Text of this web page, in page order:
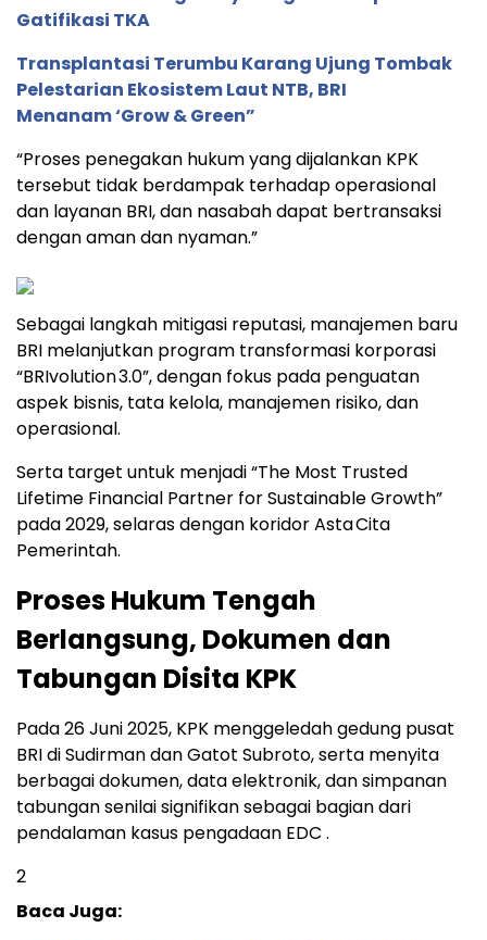
Gatifikasi TKA
Transplantasi Terumbu Karang Ujung Tombak
Pelestarian Ekosistem Laut NTB, BRI
Menanam ‘Grow & Green”
“Proses penegakan hukum yang dijalankan KPK
tersebut tidak berdampak terhadap operasional
dan layanan BRI, dan nasabah dapat bertransaksi
dengan aman dan nyaman.”
Sebagai langkah mitigasi reputasi, manajemen baru
BRI melanjutkan program transformasi korporasi
“BRIvolution 3.0”, dengan fokus pada penguatan
aspek bisnis, tata kelola, manajemen risiko, dan
operasional.
Serta target untuk menjadi “The Most Trusted
Lifetime Financial Partner for Sustainable Growth”
pada 2029, selaras dengan koridor Asta Cita
Pemerintah.
Proses Hukum Tengah
Berlangsung, Dokumen dan
Tabungan Disita KPK
Pada 26 Juni 2025, KPK menggeledah gedung pusat
BRI di Sudirman dan Gatot Subroto, serta menyita
berbagai dokumen, data elektronik, dan simpanan
tabungan senilai signifikan sebagai bagian dari
pendalaman kasus pengadaan EDC .
2
Baca Juga: